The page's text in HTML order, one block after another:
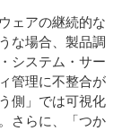
ェアの継続的な
な場合、製品調
システム・サー
管理に不整合が
側」では可視化
さらに、「つか